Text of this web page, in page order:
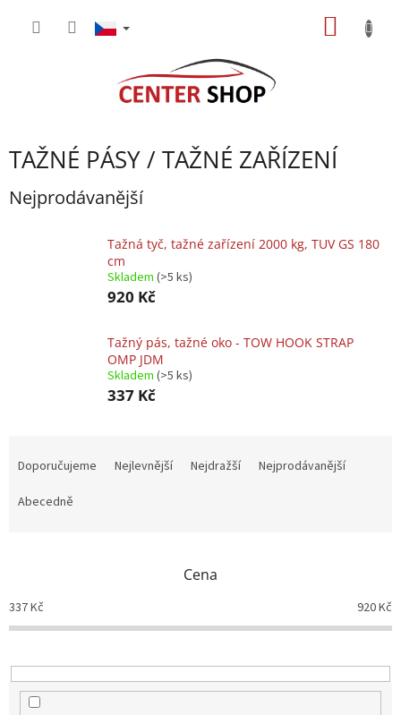
TAŽNÉ PÁSY / TAŽNÉ ZAŘÍZENÍ
Nejprodávanější
Tažná tyč, tažné zařízení 2000 kg, TUV GS 180
cm
Skladem (>5 ks)
920 Kč
Tažný pás, tažné oko - TOW HOOK STRAP
OMP JDM
Skladem (>5 ks)
337 Kč
o
d
k
t
Doporučujeme Nejlevnější Nejdražší
Nejprodávanější
Abecedně
Cena
337Kč 920Kč